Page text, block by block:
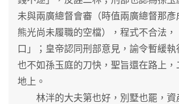
未與兩廣總督會審（時值兩廣總督那彥
熊光尚未履職的空檔），程式不合法，
口」；皇帝認同刑部意見，諭令暫緩
也不如孫玉庭的刀快，聖旨還在路上，
地上。
林泮的大夫第也好，別墅也罷，資